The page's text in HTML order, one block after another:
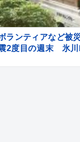
ランティアなど被
2度目の週末 氷川